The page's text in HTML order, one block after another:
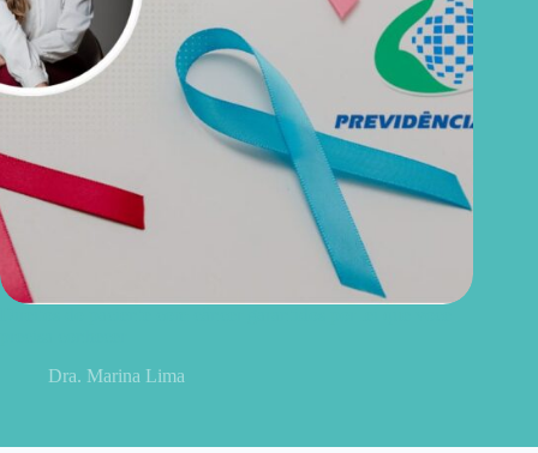
Dra. Marina Lima